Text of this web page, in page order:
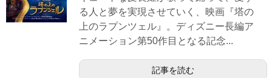
る人と夢を実現させていく、映画『塔の
上のラプンツェル』。ディズニー長編ア
ニメーション第50作目となる記念...
記事を読む